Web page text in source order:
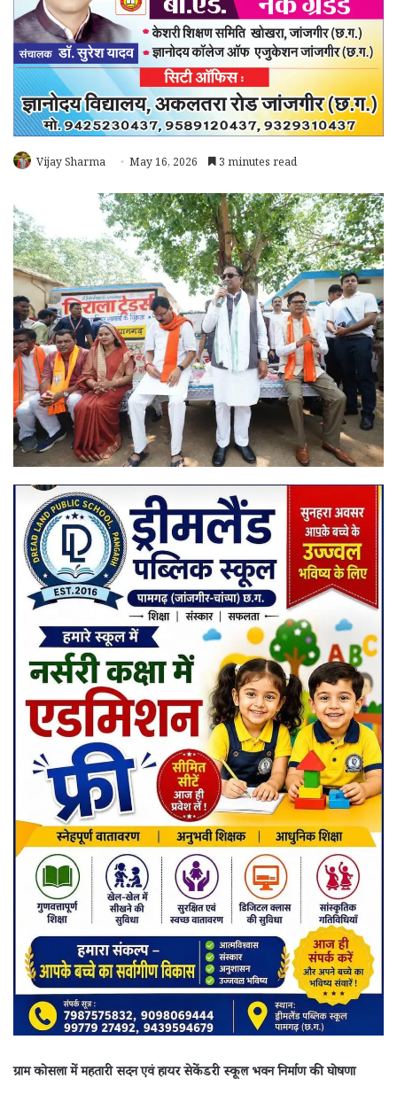
Vijay Sharma May 16, 2026 3 minutes read
ग्राम कोसला में महतारी सदन एवं हायर सेकेंडरी स्कूल भवन निर्माण की घोषणा